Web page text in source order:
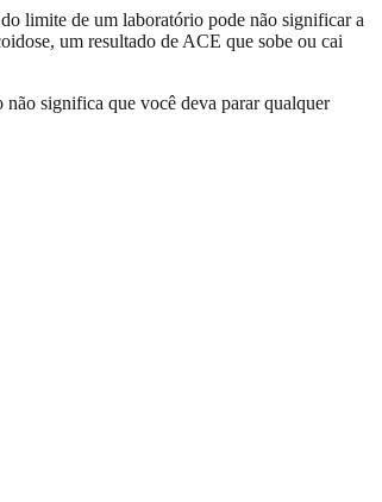
limite de um laboratório pode não significar a
um resultado de ACE que sobe ou cai
significa que você deva parar qualquer